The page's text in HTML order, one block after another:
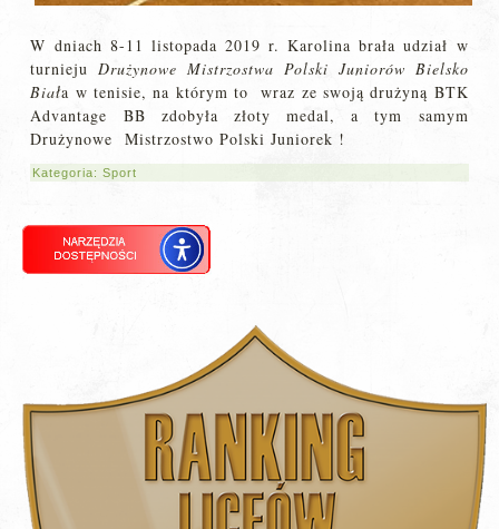
W dniach 8-11 listopada 2019 r. Karolina brała udział w
turniejuDrużynowe Mistrzostwa Polski Juniorów Bielsko
Biała w tenisie, na którym to wraz ze swoją drużyną BTK
Advantage BB zdobyła złoty medal, a tym samym
Drużynowe Mistrzostwo Polski Juniorek !
Kategoria:Sport